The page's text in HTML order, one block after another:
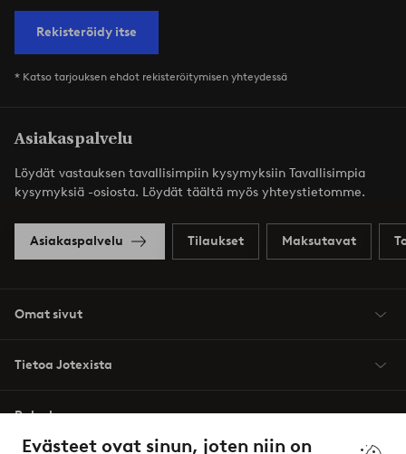
Evästeet ovat sinun, joten niin on
Rekisteröidy itse
* Katso tarjouksen ehdot rekisteröitymisen yhteydessä
Asiakaspalvelu
Löydät vastauksen tavallisimpiin kysymyksiin Tavallisimpia
kysymyksiä -osiosta. Löydät täältä myös yhteystietomme.
Asiakaspalvelu Tilaukset Maksutavat
Omat sivut
Tietoa Jotexista
Palvelumme